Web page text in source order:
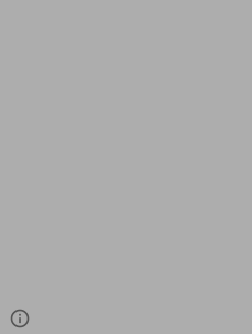
info_outlined